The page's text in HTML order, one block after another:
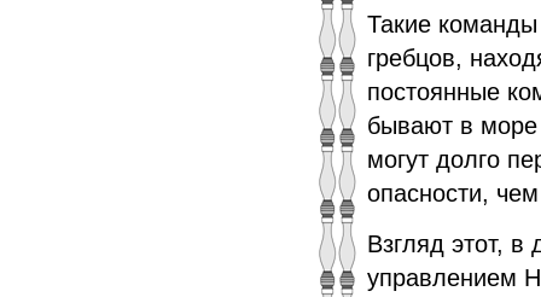
Такие
гребцов,
постоянные
бывают в море
могут долго
опасности,
Взгляд этот,
управлением